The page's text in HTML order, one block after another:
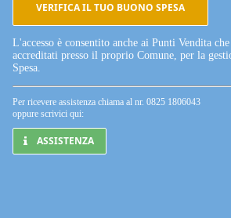
VERIFICA IL TUO BUONO SPESA
L'accesso è consentito anche ai Punti Vendita
accreditati presso il proprio Comune, per la
Spesa.
Per ricevere assistenza chiama al nr. 0825 1806043
oppure scrivici qui:
ASSISTENZA